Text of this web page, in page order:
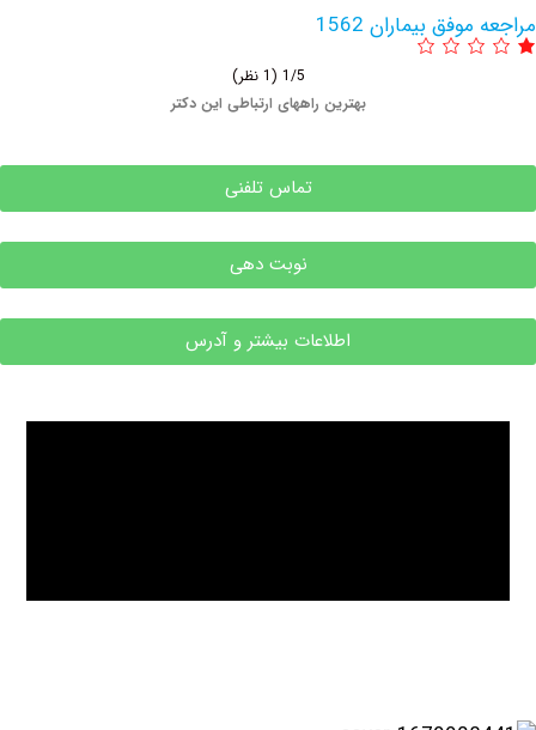
بیماران 1562
بهترین راههای ارتباطی این دکتر
تماس تلفنی
نوبت دهی
اطلاعات بیشتر و آدرس